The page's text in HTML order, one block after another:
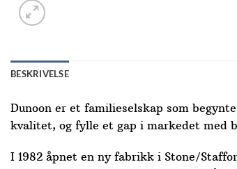
BESKRIVELSE
Dunoon er et familieselskap som
kvalitet, og fylle et gap i markedet med
I 1982 åpnet en ny fabrikk i Stone/